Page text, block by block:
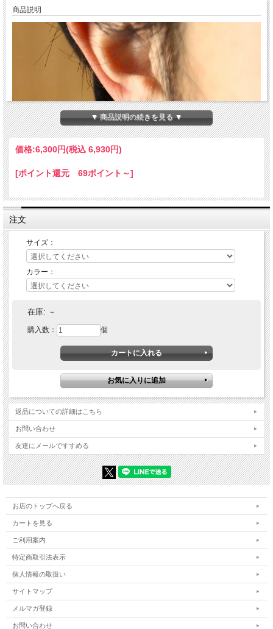
商品説明
VIVIFY(ヴィヴィファイ) Hammered Hoop Pierce (S) w/gold
▼ 商品説明の続きを見る ▼
価格:6,300円(税込 6,930円)
[ポイント還元 69ポイント～]
注文
サイズ：
カラー：
在庫: －
購入数： 個
返品についての詳細はこちら
お問い合わせ
友達にメールですすめる
お店のトップへ戻る
カートを見る
ご利用案内
特定商取引法表示
個人情報の取扱い
サイトマップ
メルマガ登録
お問い合わせ